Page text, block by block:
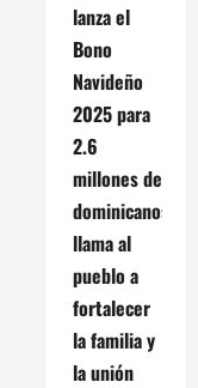
lanza el
Bono
Navideño
2025 para
2.6
millones de
dominicanos;
llama al
pueblo a
fortalecer
la familia y
la unión